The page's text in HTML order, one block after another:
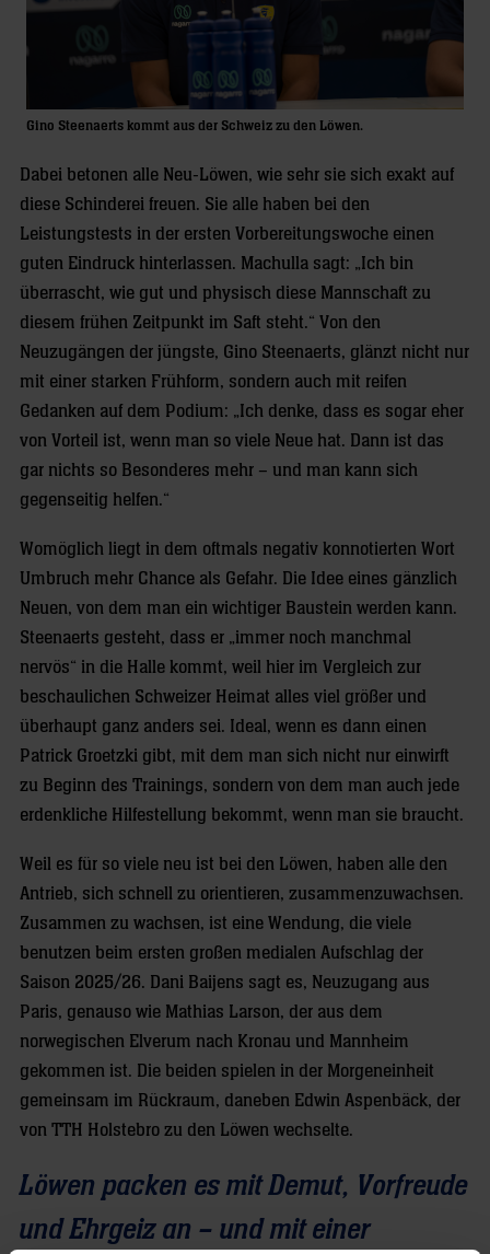
Gino Steenaerts kommt aus der Schweiz zu den Löwen.
Dabei betonen alle Neu-Löwen, wie sehr sie sich exakt auf
diese Schinderei freuen. Sie alle haben bei den
Leistungstests in der ersten Vorbereitungswoche einen
guten Eindruck hinterlassen. Machulla sagt: „Ich bin
überrascht, wie gut und physisch diese Mannschaft zu
diesem frühen Zeitpunkt im Saft steht.“ Von den
Neuzugängen der jüngste, Gino Steenaerts, glänzt nicht nur
mit einer starken Frühform, sondern auch mit reifen
Gedanken auf dem Podium: „Ich denke, dass es sogar eher
von Vorteil ist, wenn man so viele Neue hat. Dann ist das
gar nichts so Besonderes mehr – und man kann sich
gegenseitig helfen.“
Womöglich liegt in dem oftmals negativ konnotierten Wort
Umbruch mehr Chance als Gefahr. Die Idee eines gänzlich
Neuen, von dem man ein wichtiger Baustein werden kann.
Steenaerts gesteht, dass er „immer noch manchmal
nervös“ in die Halle kommt, weil hier im Vergleich zur
beschaulichen Schweizer Heimat alles viel größer und
überhaupt ganz anders sei. Ideal, wenn es dann einen
Patrick Groetzki gibt, mit dem man sich nicht nur einwirft
zu Beginn des Trainings, sondern von dem man auch jede
erdenkliche Hilfestellung bekommt, wenn man sie braucht.
Weil es für so viele neu ist bei den Löwen, haben alle den
Antrieb, sich schnell zu orientieren, zusammenzuwachsen.
Zusammen zu wachsen, ist eine Wendung, die viele
benutzen beim ersten großen medialen Aufschlag der
Saison 2025/26. Dani Baijens sagt es, Neuzugang aus
Paris, genauso wie Mathias Larson, der aus dem
norwegischen Elverum nach Kronau und Mannheim
gekommen ist. Die beiden spielen in der Morgeneinheit
gemeinsam im Rückraum, daneben Edwin Aspenbäck, der
von TTH Holstebro zu den Löwen wechselte.
Löwen packen es mit Demut, Vorfreude
und Ehrgeiz an – und mit einer